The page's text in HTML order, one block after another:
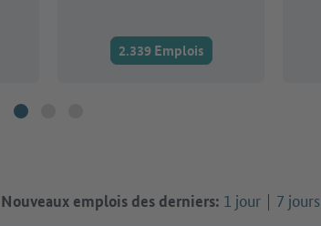
2.339 Emplois
Nouveaux emplois des derniers: 1 jour 7 jours